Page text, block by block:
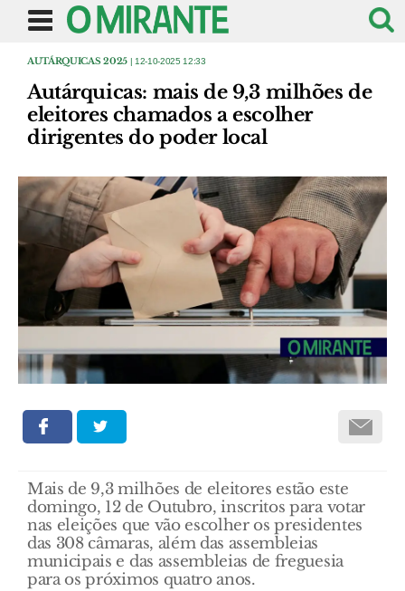
AUTÁRQUICAS 2025| 12-10-2025 12:33
Autárquicas: mais de 9,3 milhões de
eleitores chamados a escolher
dirigentes do poder local
Mais de 9,3 milhões de eleitores estão este
domingo, 12 de Outubro, inscritos para votar
nas eleições que vão escolher os presidentes
das 308 câmaras, além das assembleias
municipais e das assembleias de freguesia
para os próximos quatro anos.